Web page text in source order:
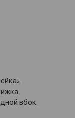
вбок.